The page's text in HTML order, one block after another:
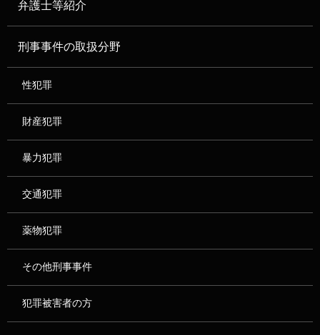
弁護士等紹介
刑事事件の取扱分野
性犯罪
財産犯罪
暴力犯罪
交通犯罪
薬物犯罪
その他刑事事件
犯罪被害者の方